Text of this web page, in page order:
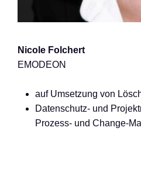
Nicole Folchert
EMODEON
auf Umsetzung von
Datenschutz- und
Prozess- und Change-